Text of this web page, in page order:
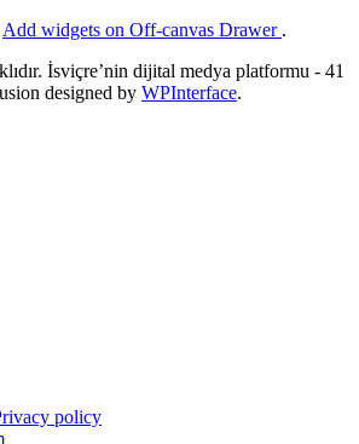
Add widgets on Off-canvas Drawer .
İsviçre’nin dijital medya platformu - 41
designed by WPInterface.
policy